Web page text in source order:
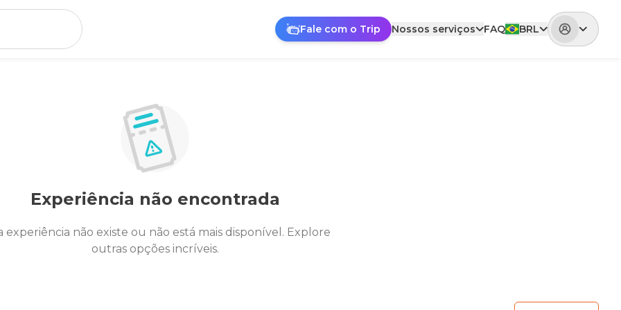
Fale com o Trip Nossos serviços FAQ BRL
Experiência não encontrada
experiência não existe ou não está mais disponível. Explore
outras opções incríveis.